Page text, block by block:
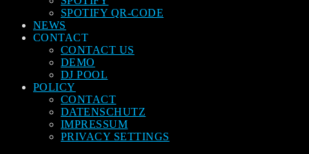
SPOTIFY QR-CODE
NEWS
CONTACT
CONTACT US
DEMO
DJ POOL
POLICY
CONTACT
DATENSCHUTZ
IMPRESSUM
PRIVACY SETTINGS